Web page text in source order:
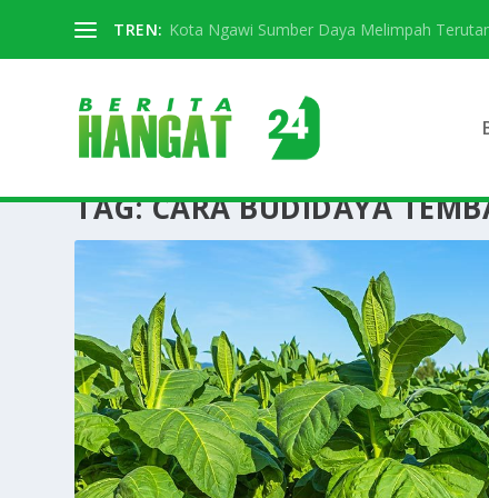
TREN: Kota Ngawi Sumber Daya Melimpah
TAG:CARA BUDIDAYA